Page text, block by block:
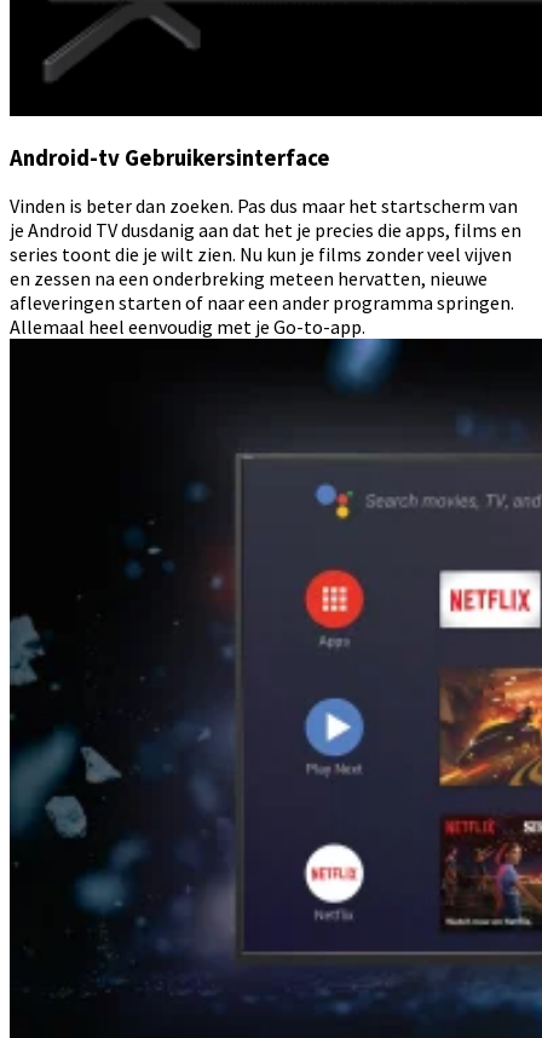
Android-tv Gebruikersinterface
Vinden is beter dan zoeken. Pas dus maar het startscherm van
je Android TV dusdanig aan dat het je precies die apps, films en
series toont die je wilt zien. Nu kun je films zonder veel vijven
en zessen na een onderbreking meteen hervatten, nieuwe
afleveringen starten of naar een ander programma springen.
Allemaal heel eenvoudig met je Go-to-app.